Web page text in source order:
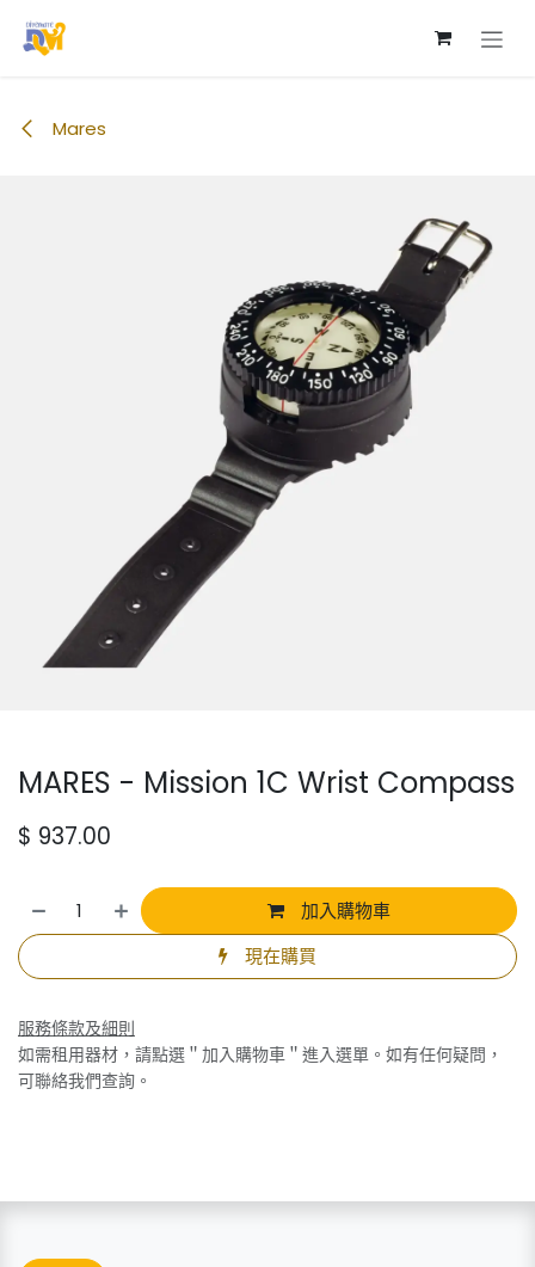
Mares
MARES - Mission 1C Wrist Compass
$ 937.00
加入購物車
現在購買
服務條款及細則
如需租用器材，請點選＂加入購物車＂進入選單。如有任何疑問，
可聯絡我們查詢。